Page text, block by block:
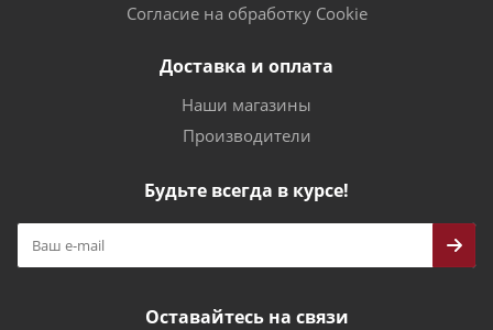
Согласие на обработку Cookie
Доставка и оплата
Наши магазины
Производители
Будьте всегда в курсе!
Оставайтесь на связи